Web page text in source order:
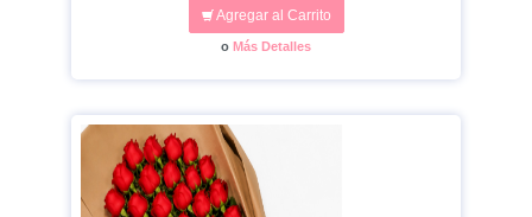
Agregar al Carrito
o Más Detalles